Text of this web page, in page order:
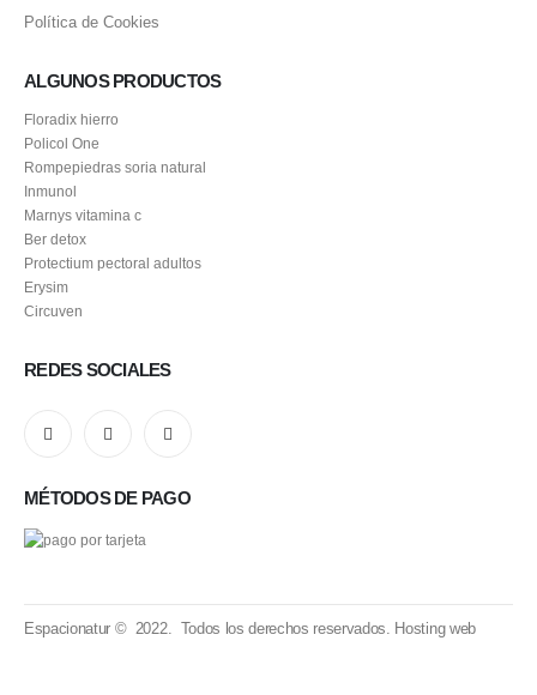
Política de Cookies
ALGUNOS PRODUCTOS
Floradix hierro
Policol One
Rompepiedras soria natural
Inmunol
Marnys vitamina c
Ber detox
Protectium pectoral adultos
Erysim
Circuven
REDES SOCIALES
MÉTODOS DE PAGO
Espacionatur © 2022. Todos los derechos reservados. Hosting web